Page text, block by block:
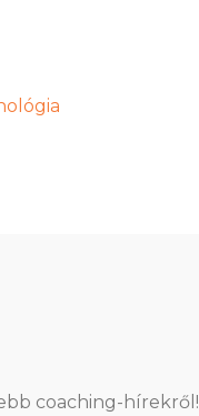
coaching-hírekről!